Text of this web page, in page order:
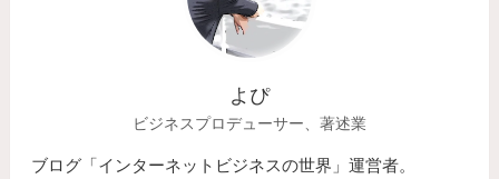
よぴ
ビジネスプロデューサー、著述業
ブログ「インターネットビジネスの世界」運営者。